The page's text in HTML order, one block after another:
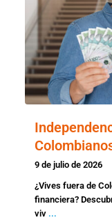
9 de julio de 2026
¿Vives fuera de
financiera?
viv ...